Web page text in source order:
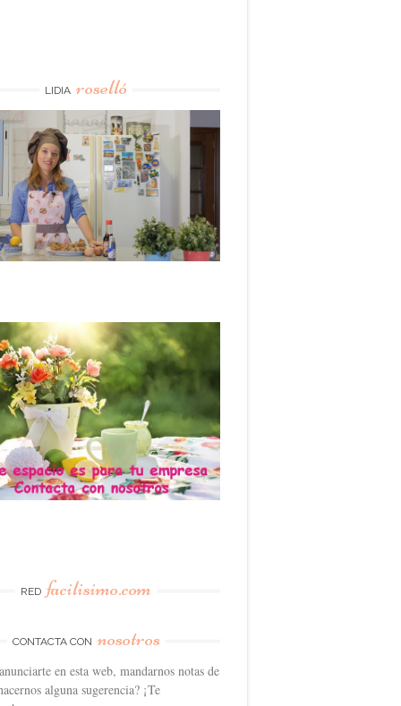
LIDIA roselló
RED facilisimo.com
CONTACTA CON nosotros
en esta web, mandarnos notas de
alguna sugerencia? ¡Te